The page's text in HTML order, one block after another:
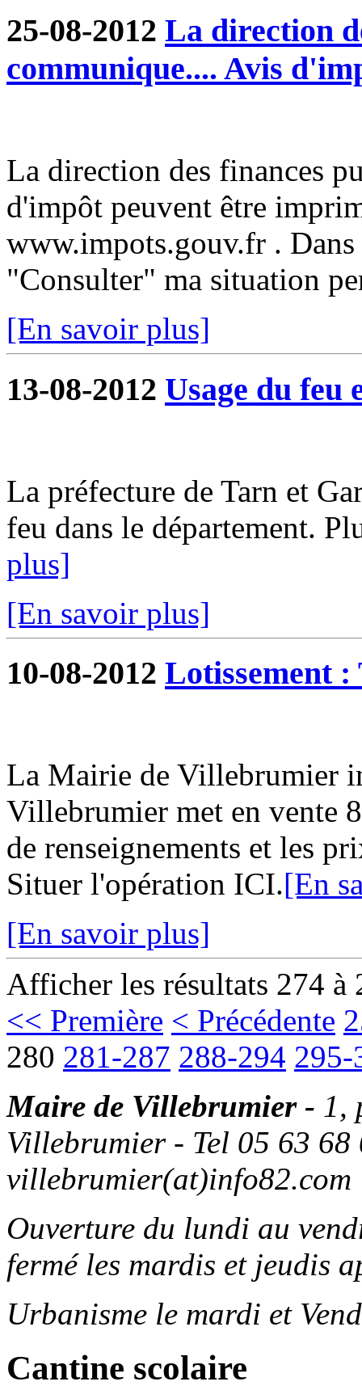
25-08-2012 La direction
communique.... Avis
La direction des finances
d'impôt peuvent être
www.impots.gouv.fr .
"Consulter" ma situation
[En savoir plus]
13-08-2012 Usage du feu
La préfecture de Tarn et
feu dans le département.
plus]
[En savoir plus]
10-08-2012 Lotissement
La Mairie de Villebrumier
Villebrumier met en vente
de renseignements et les
Situer l'opération ICI.[En
[En savoir plus]
Afficher les résultats 274 à
<< Première < Précédente
280 281-287 288-294 295-
Maire de Villebrumier - 1,
Villebrumier - Tel 05 63
villebrumier(at)info82.com
Ouverture du lundi au
fermé les mardis et jeudis
Urbanisme le mardi et
Cantine scolaire